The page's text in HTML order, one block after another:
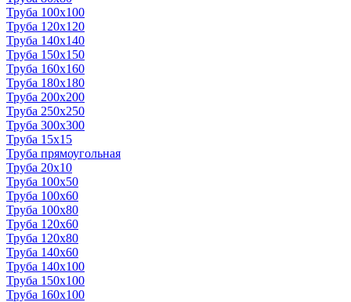
Труба 100x100
Труба 120x120
Труба 140x140
Труба 150x150
Труба 160x160
Труба 180x180
Труба 200x200
Труба 250x250
Труба 300x300
Труба 15x15
Труба прямоугольная
Труба 20x10
Труба 100x50
Труба 100x60
Труба 100x80
Труба 120x60
Труба 120x80
Труба 140x60
Труба 140x100
Труба 150x100
Труба 160x100